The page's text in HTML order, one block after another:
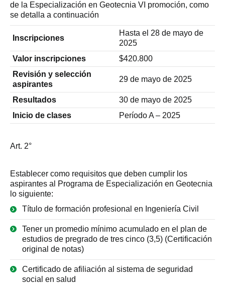
de la Especialización en Geotecnia VI promoción, como
se detalla a continuación
Inscripciones
Hasta el 28 de mayo de
2025
Valor inscripciones
$420.800
Revisión y selección
aspirantes
29 de mayo de 2025
Resultados
30 de mayo de 2025
Inicio de clases
Período A – 2025
Art. 2°
Establecer como requisitos que deben cumplir los
aspirantes al Programa de Especialización en Geotecnia
lo siguiente:
Título de formación profesional en Ingeniería Civil
Tener un promedio mínimo acumulado en el plan de
estudios de pregrado de tres cinco (3,5) (Certificación
original de notas)
Certificado de afiliación al sistema de seguridad
social en salud